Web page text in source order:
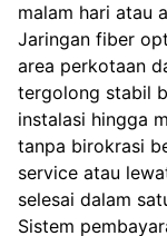
malam hari atau
Jaringan fiber
area perkotaan
tergolong stabil
instalasi hingga
tanpa birokrasi
service atau
selesai dalam
Sistem